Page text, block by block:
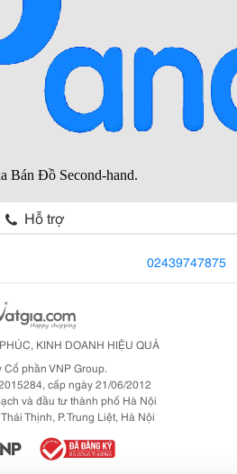
Hỗ trợ
02439747875
KINH DOANH HIỆU QUẢ
Cổ phần VNP Group.
cấp ngày 21/06/2012
và đầu tư thành phố Hà Nội
Thịnh, P. Trung Liệt, Hà Nội